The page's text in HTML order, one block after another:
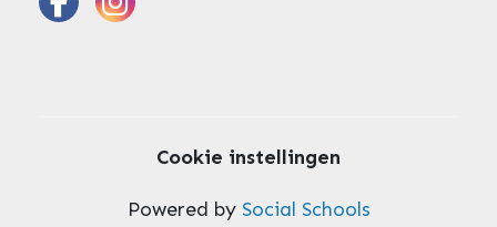
Cookie instellingen
Powered by Social Schools